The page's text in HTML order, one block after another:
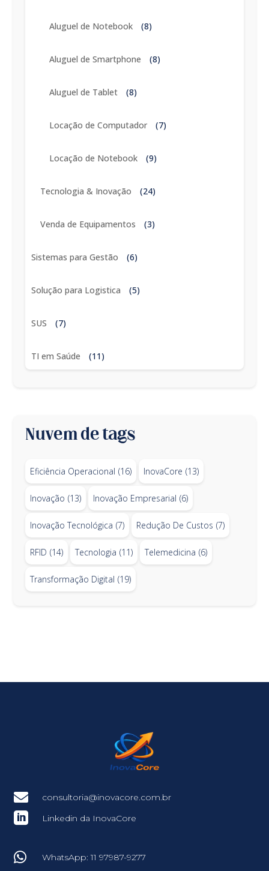
Aluguel de Notebook (8)
Aluguel de Smartphone (8)
Aluguel de Tablet (8)
Locação de Computador (7)
Locação de Notebook (9)
Tecnologia & Inovação (24)
Venda de Equipamentos (3)
Sistemas para Gestão (6)
Solução para Logistica (5)
SUS (7)
TI em Saúde (11)
Nuvem de tags
Eficiência Operacional (16) InovaCore (13)
Inovação (13) Inovação Empresarial (6)
Inovação Tecnológica (7) Redução De Custos (7)
RFID (14) Tecnologia (11) Telemedicina (6)
Transformação Digital (19)
 consultoria@inovacore.com.br
 Linkedin da InovaCore
 WhatsApp: 11 97987-9277